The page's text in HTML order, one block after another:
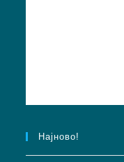
Најново!